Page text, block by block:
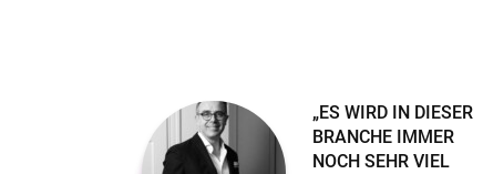
„ES WIRD IN DIESER
BRANCHE IMMER
NOCH SEHR VIEL